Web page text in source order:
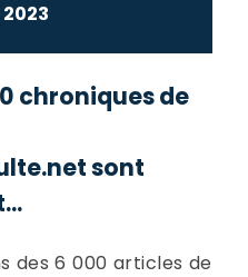
chroniques de
sont
des 6 000 articles de